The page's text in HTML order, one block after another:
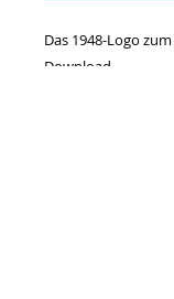
Das 1948-Logo
Download.